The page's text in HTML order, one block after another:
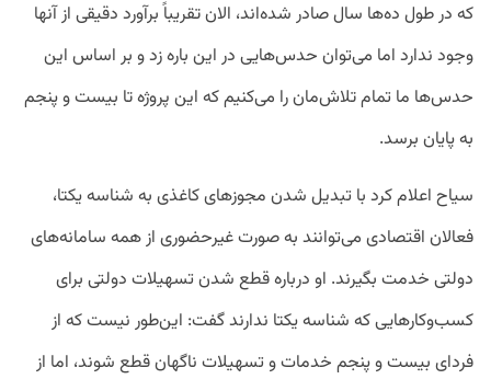
که در طول ده‌ها سال صادر شده‌اند، الان تقریباً برآورد دقیقی از آنها
وجود ندارد اما می‌توان حدس‌هایی در این باره زد و بر اساس این
حدس‌ها ما تمام تلاش‌مان را می‌کنیم که این پروژه تا بیست و پنجم
به پایان برسد.
سیاح اعلام کرد با تبدیل شدن مجوزهای کاغذی به شناسه یکتا،
فعالان اقتصادی می‌توانند به صورت غیرحضوری از همه سامانه‌های
دولتی خدمت بگیرند. او درباره قطع شدن تسهیلات دولتی برای
کسب‌وکارهایی که شناسه یکتا ندارند گفت: این‌طور نیست که از
فردای بیست و پنجم خدمات و تسهیلات ناگهان قطع شوند، اما از